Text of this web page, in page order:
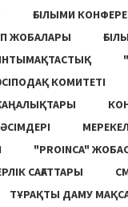
ҒЫЛЫМИ
ЖОБАЛАРЫ
КОМИТЕТІ
"PROINCA"
САҒАТТАРЫ
ТҰРАҚТЫ ДАМУ